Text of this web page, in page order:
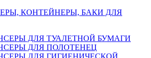
КОНТЕЙНЕРЫ, БАКИ ДЛЯ
ДЛЯ ТУАЛЕТНОЙ БУМАГИ
ДЛЯ ПОЛОТЕНЕЦ
ДЛЯ ГИГИЕНИЧЕСКОЙ